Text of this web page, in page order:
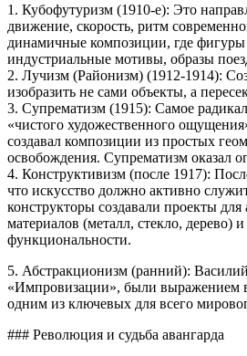
1. Кубофутуризм (1910-е): Это
движение, скорость, ритм
динамичные композиции, где фигуры
индустриальные мотивы, образы
2. Лучизм (Районизм) (1912-1914):
изобразить не сами объекты, а
3. Супрематизм (1915): Самое
«чистого художественного
создавал композиции из простых
освобождения. Супрематизм оказал
4. Конструктивизм (после 1917):
что искусство должно активно
конструкторы создавали проекты
материалов (металл, стекло,
функциональности.
5. Абстракционизм (ранний):
«Импровизации», были выражением
одним из ключевых для всего
### Революция и судьба авангарда